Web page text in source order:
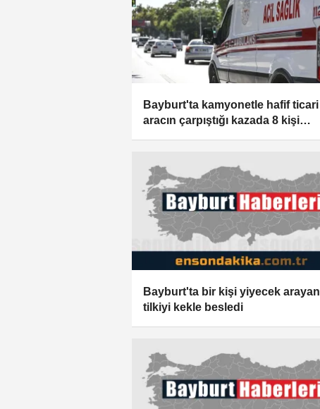
Bayburt'ta kamyonetle hafif ticari
aracın çarpıştığı kazada 8 kişi
Bayburt'ta bir kişi yiyecek arayan
tilkiyi kekle besledi